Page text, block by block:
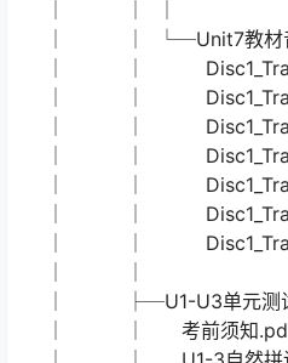
│ │
│ │
│ │
│ │
│ │
│ ├─Unit7课程资料
│ │ │
│ │ │ U7-词汇听写
│ │ │
THEFOURSEASON.mp4
│ │ │